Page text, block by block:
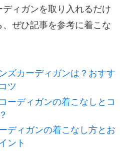
ィガンを取り入れるだけ
ぜひ記事を参考に着こな
ズカーディガンは？おすす
ツ
ーディガンの着こなしとコ
ディガンの着こなし方とお
ント